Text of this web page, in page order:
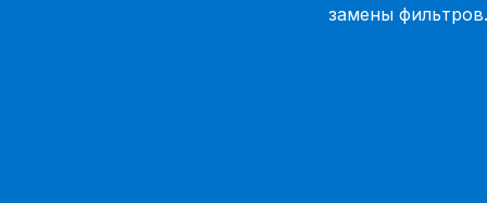
замены фильтров.